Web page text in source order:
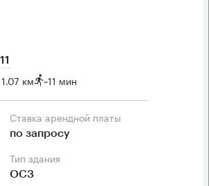
км ~11 мин
Ставка арендной платы
по запросу
Тип здания
ОСЗ